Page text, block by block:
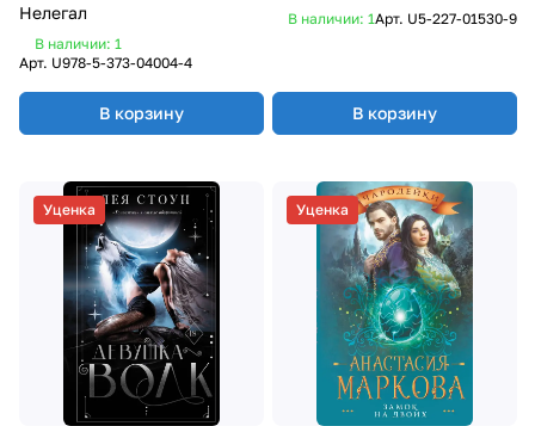
Нелегал
В наличии: 1
Арт. U978-5-373-04004-4
В корзину
В наличии: 1Арт. U5-227-01530-9
В корзину
Уценка Уценка